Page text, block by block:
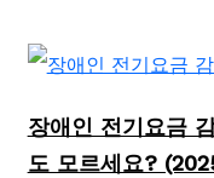
장애인 전기요금
도 모르세요?